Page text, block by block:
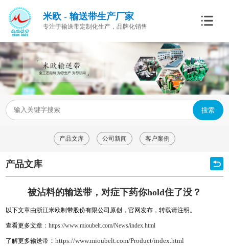
米欧 - 输送带生产厂家
专注于输送带定制化生产，品牌化销售
搜索
产品文库 公司新闻 客户案例
产品文库
被沾料的输送带，对症下药你hold住了没？
以下文章由浙江米欧制带股份有限公司原创，官网发布，转载请注明。
查看更多文章 ：https://www.mioubelt.com/News/index.html
了解更多输送带 ：https://www.mioubelt.com/Product/index.html